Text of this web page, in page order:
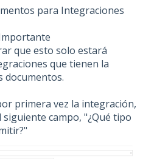
para Integraciones
que esto solo estará
que tienen la
documentos.
primera vez la integración,
campo, "¿Qué tipo